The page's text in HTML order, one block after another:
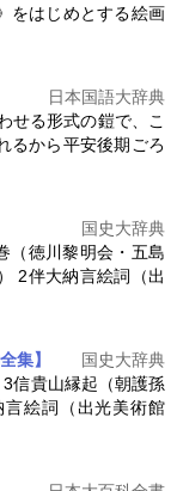
をはじめとする絵画
日本国語大辞典
せる形式の鎧で、こ
るから平安後期ごろ
国史大辞典
（徳川黎明会・五島
2伴大納言絵詞
（出
集】
国史大辞典
信貴山縁起（朝護孫
言絵詞
（出光美術館